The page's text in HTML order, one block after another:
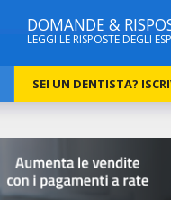
DOMANDE &
LEGGI LE RISPOSTE DEGLI
SEI UN DENTISTA?